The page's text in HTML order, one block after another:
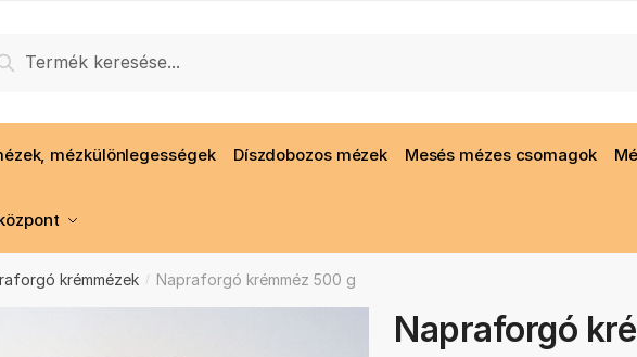
Keresés
mézkülönlegességek Díszdobozos mézek Mesés mézes csomagok
krémmézek / Napraforgó krémméz 500 g
Napraforgó